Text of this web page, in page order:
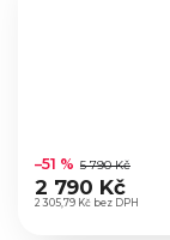
hodnocení
produktu
je
2 305,79 Kč bez DPH
–51 % 5 790 Kč
2 790 Kč